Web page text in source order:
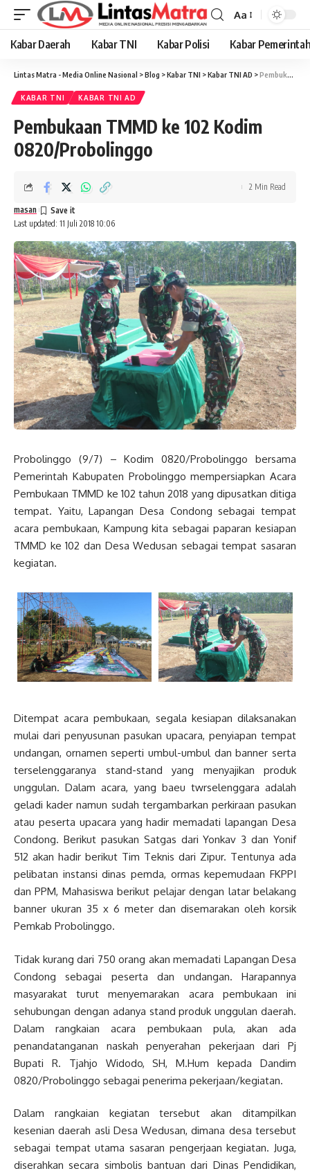
Font
Resizer
Aa
Kabar Daerah Kabar TNI Kabar Polisi Kabar
Lintas Matra - Media Online Nasional >Blog >Kabar TNI >Kabar TNI AD >Pembukaan TMMD ke 102 Kodim 0820/Probolinggo
KABAR TNI KABAR TNI AD
Pembukaan TMMD ke 102 Kodim
0820/Probolinggo
Last updated: 11 Juli 2018 10:06
masan
2 Min Read
Probolinggo (9/7) – Kodim 0820/Probolinggo bersama
Pemerintah Kabupaten Probolinggo mempersiapkan Acara
Pembukaan TMMD ke 102 tahun 2018 yang dipusatkan ditiga
tempat. Yaitu, Lapangan Desa Condong sebagai tempat
acara pembukaan, Kampung kita sebagai paparan kesiapan
TMMD ke 102 dan Desa Wedusan sebagai tempat sasaran
kegiatan.
Ditempat acara pembukaan, segala kesiapan dilaksanakan
mulai dari penyusunan pasukan upacara, penyiapan tempat
undangan, ornamen seperti umbul-umbul dan banner serta
terselenggaranya stand-stand yang menyajikan produk
unggulan. Dalam acara, yang baeu twrselenggara adalah
geladi kader namun sudah tergambarkan perkiraan pasukan
atau peserta upacara yang hadir memadati lapangan Desa
Condong. Berikut pasukan Satgas dari Yonkav 3 dan Yonif
512 akan hadir berikut Tim Teknis dari Zipur. Tentunya ada
pelibatan instansi dinas pemda, ormas kepemudaan FKPPI
dan PPM, Mahasiswa berikut pelajar dengan latar belakang
banner ukuran 35 x 6 meter dan disemarakan oleh korsik
Pemkab Probolinggo.
Tidak kurang dari 750 orang akan memadati Lapangan Desa
Condong sebagai peserta dan undangan. Harapannya
masyarakat turut menyemarakan acara pembukaan ini
sehubungan dengan adanya stand produk unggulan daerah.
Dalam rangkaian acara pembukaan pula, akan ada
penandatanganan naskah penyerahan pekerjaan dari Pj
Bupati R. Tjahjo Widodo, SH, M.Hum kepada Dandim
0820/Probolinggo sebagai penerima pekerjaan/kegiatan.
Dalam rangkaian kegiatan tersebut akan ditampilkan
kesenian daerah asli Desa Wedusan, dimana desa tersebut
sebagai tempat utama sasaran pengerjaan kegiatan. Juga,
diserahkan secara simbolis bantuan dari Dinas Pendidikan,